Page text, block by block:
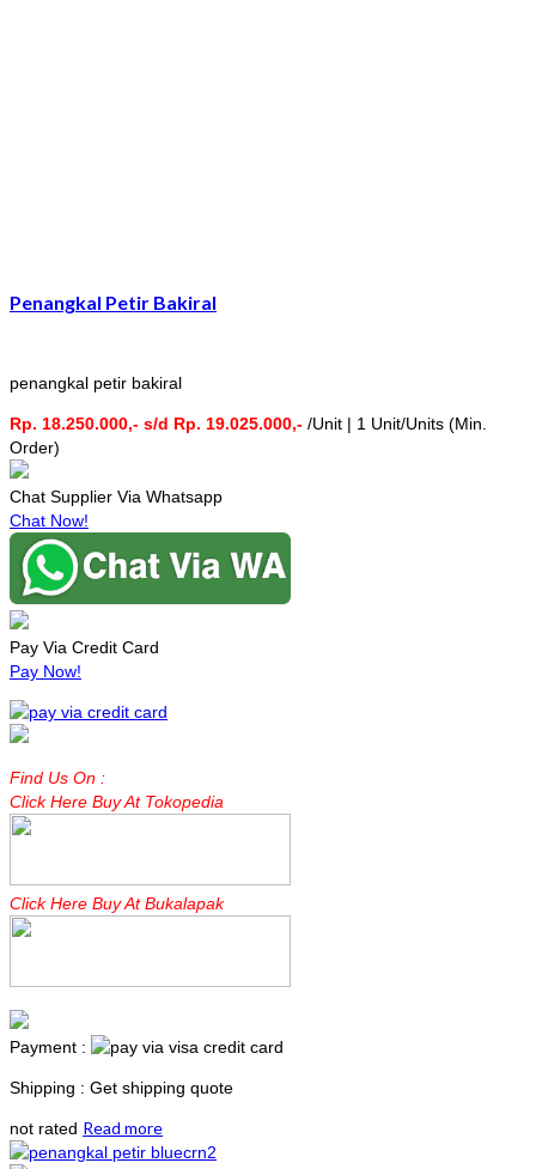
Penangkal Petir Bakiral
penangkal petir bakiral
Rp. 18.250.000,- s/d Rp. 19.025.000,- /Unit | 1 Unit/Units (Min.
Order)
Chat Supplier Via Whatsapp
Chat Now!
Pay Via Credit Card
Pay Now!
Find Us On :
Click Here Buy At Tokopedia
Click Here Buy At Bukalapak
Payment :
Shipping : Get shipping quote
not rated Read more